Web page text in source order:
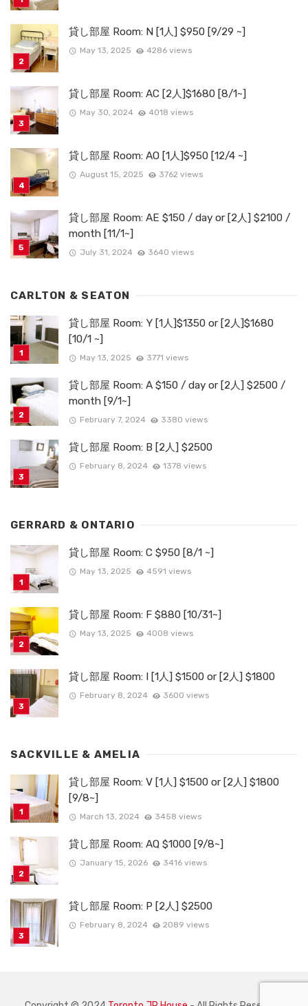
貸し部屋 Room: N [1人] $950 [9/29 ~]
May 13, 2025 4286 views
貸し部屋 Room: AC [2人]$1680 [8/1~]
May 30, 2024 4018 views
貸し部屋 Room: AO [1人]$950 [12/4 ~]
August 15, 2025 3762 views
貸し部屋 Room: AE $150 / day or [2人] $2100 /
month [11/1~]
July 31, 2024 3640 views
CARLTON & SEATON
貸し部屋 Room: Y [1人]$1350 or [2人]$1680
[10/1 ~]
May 13, 2025 3771 views
貸し部屋 Room: A $150 / day or [2人] $2500 /
month [9/1~]
February 7, 2024 3380 views
貸し部屋 Room: B [2人] $2500
February 8, 2024 1378 views
GERRARD & ONTARIO
貸し部屋 Room: C $950 [8/1 ~]
May 13, 2025 4591 views
貸し部屋 Room: F $880 [10/31~]
May 13, 2025 4008 views
貸し部屋 Room: I [1人] $1500 or [2人] $1800
February 8, 2024 3600 views
SACKVILLE & AMELIA
貸し部屋 Room: V [1人] $1500 or [2人] $1800
[9/8~]
March 13, 2024 3458 views
貸し部屋 Room: AQ $1000 [9/8~]
January 15, 2026 3416 views
貸し部屋 Room: P [2人] $2500
February 8, 2024 2089 views